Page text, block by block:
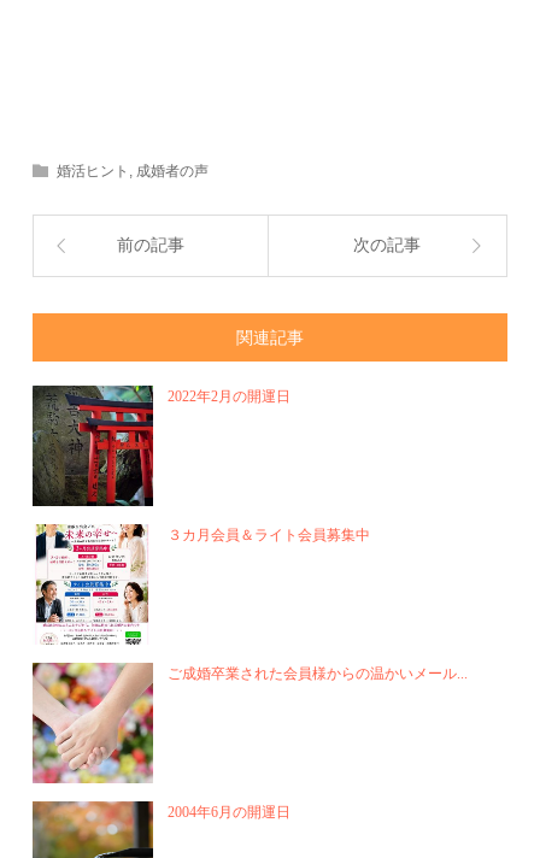
婚活ヒント 成婚者の声
前の記事 次の記事
関連記事
2022年2月の開運日
３カ月会員＆ライト会員募集中
ご成婚卒業された会員様からの温かいメール...
2004年6月の開運日